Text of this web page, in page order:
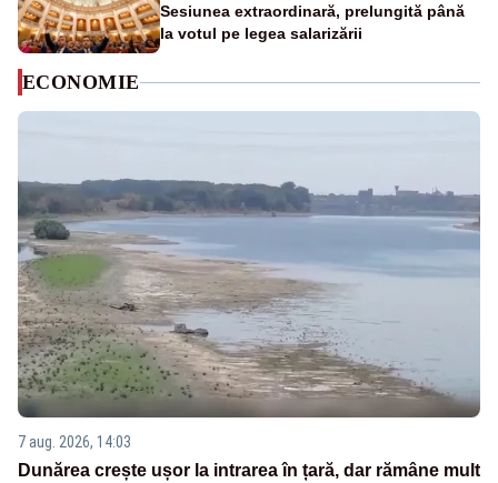
Sesiunea extraordinară, prelungită până
la votul pe legea salarizării
ECONOMIE
7 aug. 2026, 14:03
Dunărea crește ușor la intrarea în țară, dar rămâne mult